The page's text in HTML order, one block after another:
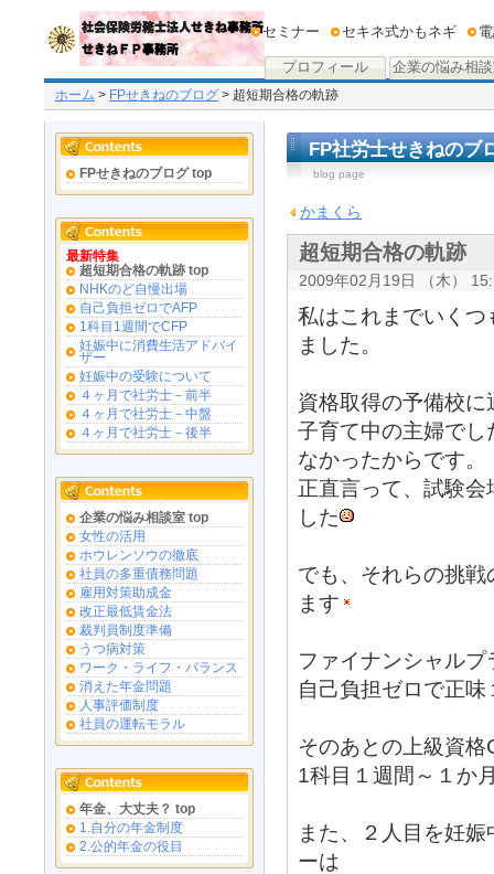
プロフィール 企業の悩み相
セミナー セキネ式かもネギ
ホーム > FPせきねのブログ > 超短期合格の軌跡
FPせきねのブログ top
最新特集
超短期合格の軌跡 top
NHKのど自慢出場
自己負担ゼロでAFP
1科目1週間でCFP
妊娠中に消費生活アドバイ
ザー
妊娠中の受験について
４ヶ月で社労士－前半
４ヶ月で社労士－中盤
４ヶ月で社労士－後半
企業の悩み相談室 top
女性の活用
ホウレンソウの徹底
社員の多重債務問題
雇用対策助成金
改正最低賃金法
裁判員制度準備
うつ病対策
ワーク・ライフ・バランス
消えた年金問題
人事評価制度
社員の運転モラル
年金、大丈夫？ top
1.自分の年金制度
2.公的年金の役目
FP社労士せきねのブ
blog page
かまくら
超短期合格の軌跡
2009年02月19日 （木）
私はこれまでいく
ました。
資格取得の予備校
子育て中の主婦で
なかったからです。
正直言って、試験
した
でも、それらの挑戦
ます
ファイナンシャル
自己負担ゼロで正
そのあとの上級資格
1科目１週間～１か
また、２人目を妊
ーは